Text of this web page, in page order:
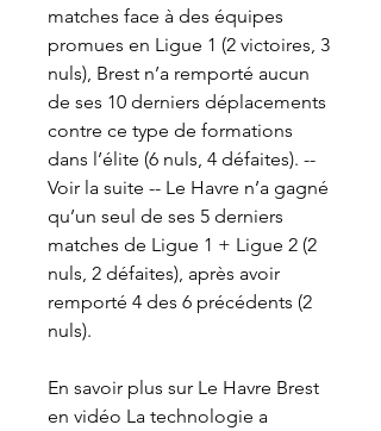
matches face à des équipes
promues en Ligue 1 (2 victoires, 3
nuls), Brest n’a remporté aucun
de ses 10 derniers déplacements
contre ce type de formations
dans l’élite (6 nuls, 4 défaites). --
Voir la suite -- Le Havre n’a gagné
qu’un seul de ses 5 derniers
matches de Ligue 1 + Ligue 2 (2
nuls, 2 défaites), après avoir
remporté 4 des 6 précédents (2
nuls).
En savoir plus sur Le Havre Brest
en vidéo La technologie a